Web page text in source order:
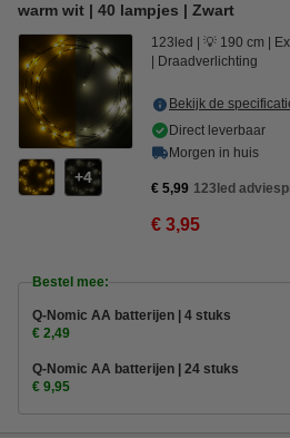
warm wit | 40 lampjes | Zwart
4
123led 💡 190 cm
Draadverlichting
Bekijk de
Direct leverbaar
Morgen in huis
€ 5,99 123led
€ 3,95
Bestel mee:
Q-Nomic AA batterijen | 4 stuks
€ 2,49
Q-Nomic AA batterijen | 24 stuks
€ 9,95